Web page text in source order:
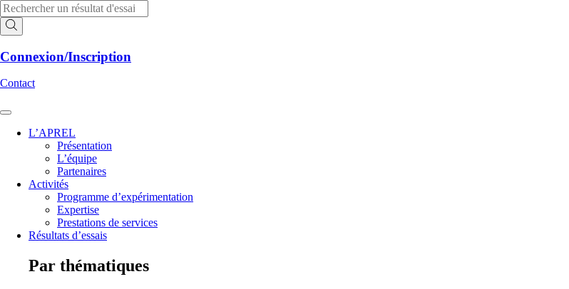
Aller
au
contenu
Recherche
de
produits
Connexion/Inscription
Contact
L’APREL
Présentation
L’équipe
Partenaires
Activités
Programme d’expérimentation
Expertise
Prestations de services
Résultats d’essais
Par thématiques